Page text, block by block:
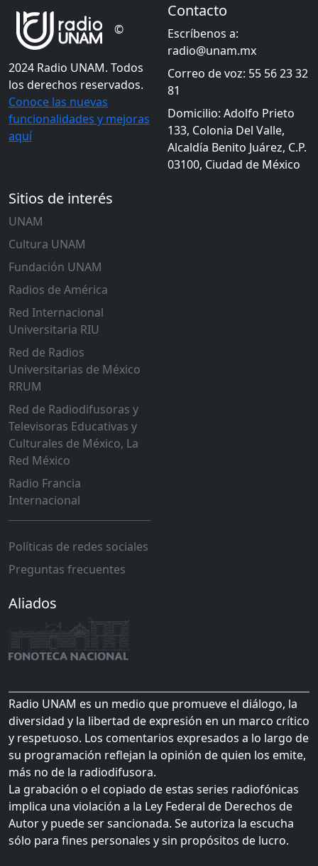
©
2024 Radio UNAM. Todos
los derechos reservados.
Conoce las nuevas
funcionalidades y mejoras
aquí
Contacto
Escríbenos a:
radio@unam.mx
Correo de voz: 55 56 23 32
81
Domicilio: Adolfo Prieto
133, Colonia Del Valle,
Alcaldía Benito Juárez, C.P.
03100, Ciudad de México
Sitios de interés
UNAM
Cultura UNAM
Fundación UNAM
Radios de América
Red Internacional
Universitaria RIU
Red de Radios
Universitarias de México
RRUM
Red de Radiodifusoras y
Televisoras Educativas y
Culturales de México, La
Red México
Radio Francia
Internacional
Políticas de redes sociales
Preguntas frecuentes
Aliados
Radio UNAM es un medio que promueve el diálogo, la
diversidad y la libertad de expresión en un marco crítico
y respetuoso. Los comentarios expresados a lo largo de
su programación reflejan la opinión de quien los emite,
más no de la radiodifusora.
La grabación o el copiado de estas series radiofónicas
implica una violación a la Ley Federal de Derechos de
Autor y puede ser sancionada. Se autoriza la escucha
sólo para fines personales y sin propósitos de lucro.